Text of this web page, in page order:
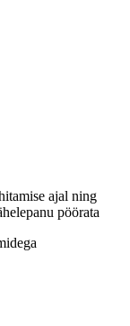
ajal ning
pöörata